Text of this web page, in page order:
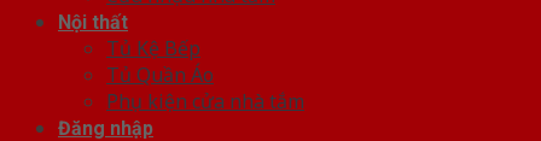
Nội thất
Tủ Kệ Bếp
Tủ Quần Áo
Phụ kiện cửa nhà tắm
Đăng nhập